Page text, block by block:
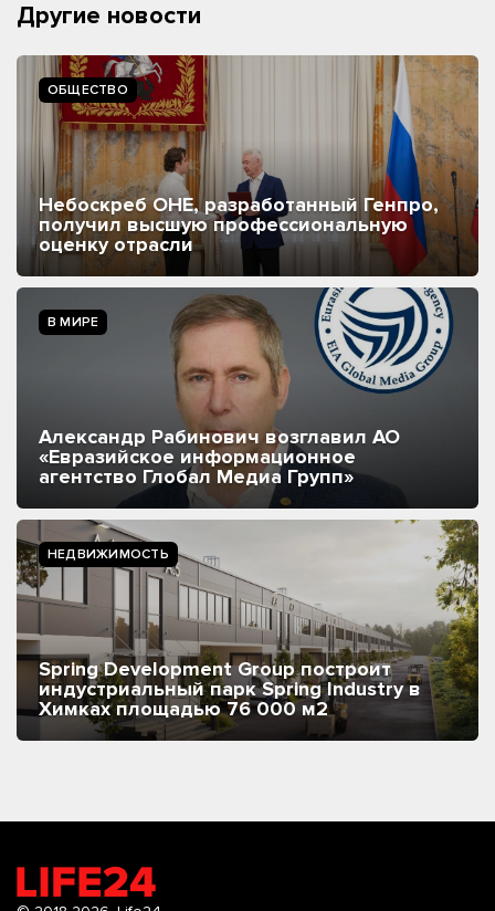
Другие новости
ОБЩЕСТВО
Небоскреб ОНЕ, разработанный Генпро,
получил высшую профессиональную
оценку отрасли
В МИРЕ
Александр Рабинович возглавил АО
«Евразийское информационное
агентство Глобал Медиа Групп»
НЕДВИЖИМОСТЬ
Spring Development Group построит
индустриальный парк Spring Industry в
Химках площадью 76 000 м2